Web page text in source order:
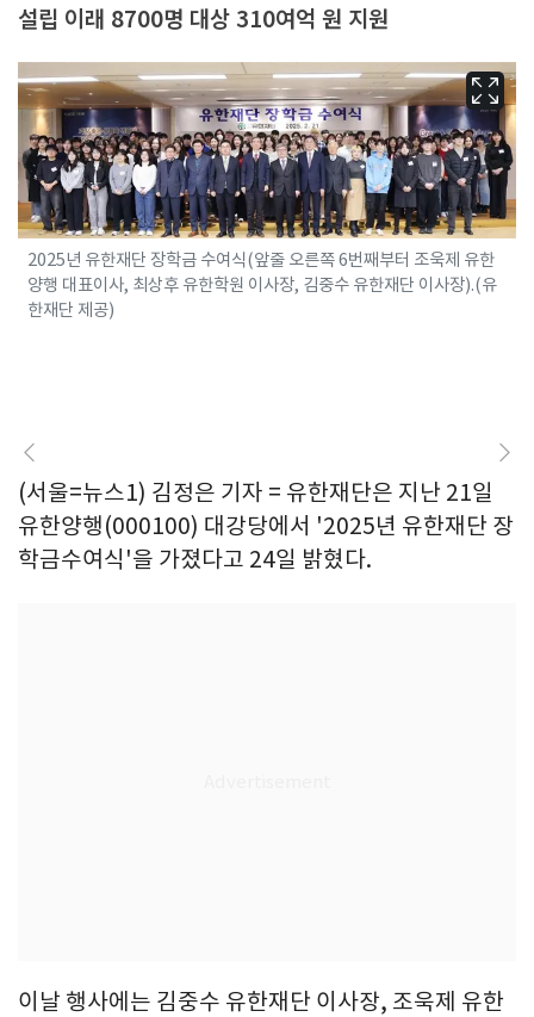
설립 이래 8700명 대상 310여억 원 지원
2025년 유한재단 장학금 수여식(앞줄 오른쪽 6번째부터 조욱제 유한
양행 대표이사, 최상후 유한학원 이사장, 김중수 유한재단 이사장).(유
한재단 제공)
(서울=뉴스1) 김정은 기자 = 유한재단은 지난 21일
유한양행(000100) 대강당에서 '2025년 유한재단 장
학금수여식'을 가졌다고 24일 밝혔다.
이날 행사에는 김중수 유한재단 이사장, 조욱제 유한